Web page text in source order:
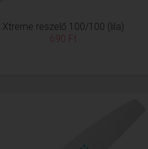
Xtreme reszelő 100/100 (lila)
690 Ft